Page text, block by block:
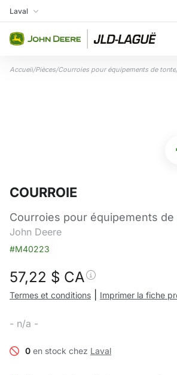
Aller au contenu
Ma succursale
Laval
Accueil/Pièces/Courroies pour équipements de tonte
COURROIE
Courroies pour équipements de
John Deere
#M40223
57,22 $ CA
Termes et conditions Imprimer la fiche
- n/a -
0 en stock chez Laval